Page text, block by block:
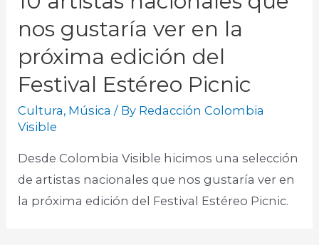
nos gustaría ver en la
próxima edición del
Festival Estéreo Picnic
Cultura, Música / By Redacción Colombia
Visible
Desde Colombia Visible hicimos una selección
de artistas nacionales que nos gustaría ver en
la próxima edición del Festival Estéreo Picnic.